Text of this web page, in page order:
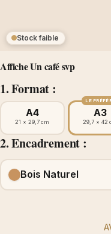
Affiche Un café svp
1. Format :
Stock faible
A4
21 × 29,7 cm
LE
A3
29,7 × 42
2. Encadrement :
Bois Naturel